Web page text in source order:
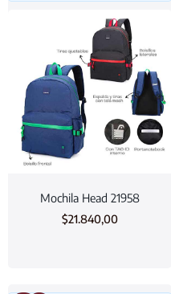
Mochila Head 21958
$21.840,00